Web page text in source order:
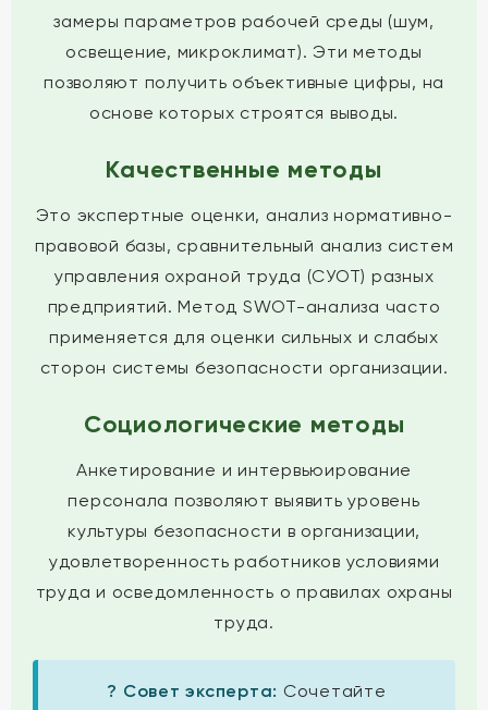
замеры параметров рабочей среды (шум,
освещение, микроклимат). Эти методы
позволяют получить объективные цифры, на
основе которых строятся выводы.
Качественные методы
Это экспертные оценки, анализ нормативно-
правовой базы, сравнительный анализ систем
управления охраной труда (СУОТ) разных
предприятий. Метод SWOT-анализа часто
применяется для оценки сильных и слабых
сторон системы безопасности организации.
Социологические методы
Анкетирование и интервьюирование
персонала позволяют выявить уровень
культуры безопасности в организации,
удовлетворенность работников условиями
труда и осведомленность о правилах охраны
труда.
? Совет эксперта: Сочетайте